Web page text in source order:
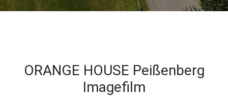
ORANGE HOUSE Peißenberg
Imagefilm